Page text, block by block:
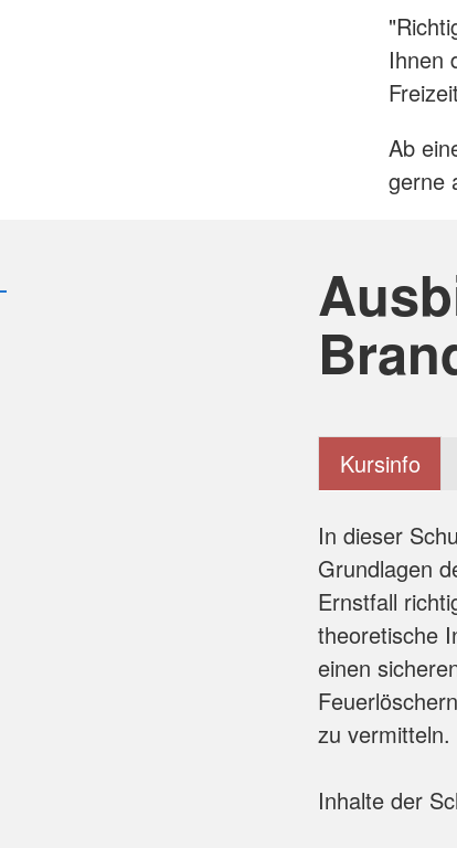
Ihnen
Ab
gerne
Kursinfo
In dieser
Grundlagen
Ernstfall
theoretische
einen
zu vermitteln.
Inhalte der